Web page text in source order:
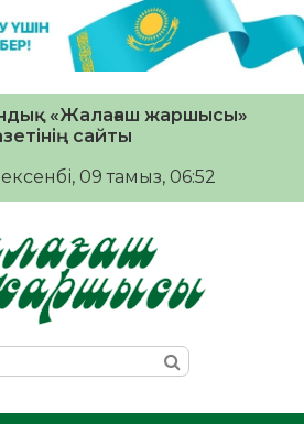
«Жалағаш жаршысы»
сайты
09 тамыз, 06:52